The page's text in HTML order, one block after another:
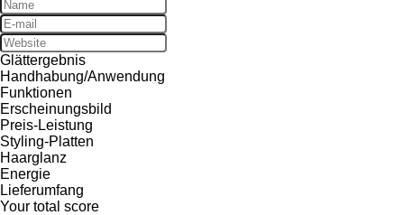
Glättergebnis
Handhabung/Anwendung
Funktionen
Erscheinungsbild
Preis-Leistung
Styling-Platten
Haarglanz
Energie
Lieferumfang
Your total score